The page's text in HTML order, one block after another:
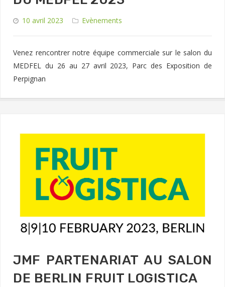
10 avril 2023 Evènements
Venez rencontrer notre équipe commerciale sur le salon du
MEDFEL du 26 au 27 avril 2023, Parc des Exposition de
Perpignan
JMF PARTENARIAT AU SALON
DE BERLIN FRUIT LOGISTICA